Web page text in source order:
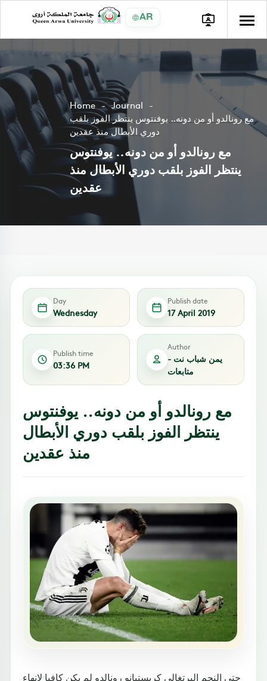
AR
Home
Journal
مع رونالدو أو من دونه.. يوفنتوس ينتظر الفوز بلقب
دوري الأبطال منذ عقدين
مع رونالدو أو من دونه.. يوفنتوس
ينتظر الفوز بلقب دوري الأبطال منذ
عقدين
Day
Wednesday
Publish date
17 April 2019
Publish time
03:36 PM
Author
يمن شباب نت -
متابعات
مع رونالدو أو من دونه.. يوفنتوس
ينتظر الفوز بلقب دوري الأبطال
منذ عقدين
حتى النجم البرتغالي كريستيانو رونالدو لم يكن كافيا لإنهاء